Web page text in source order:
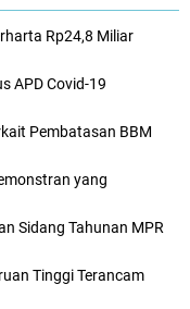
Rp24,8 Miliar
APD Covid-19
Pembatasan BBM
yang
Sidang Tahunan MPR
Tinggi Terancam